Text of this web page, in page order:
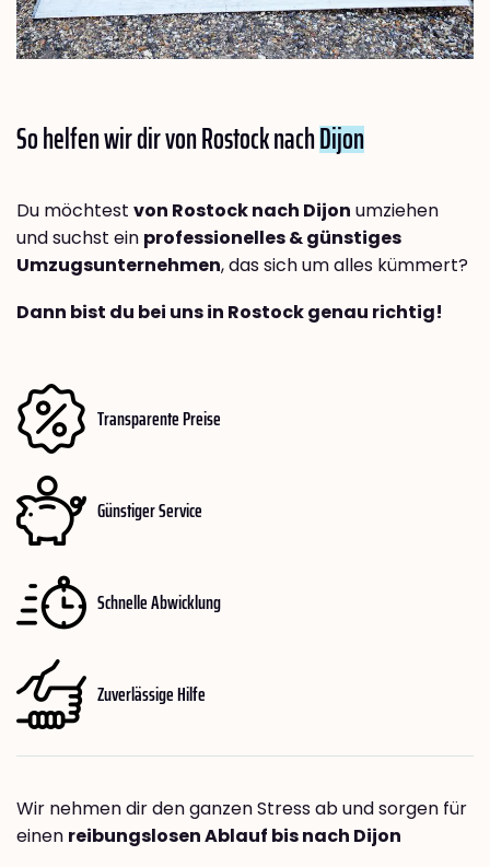
So helfen wir dir von Rostock nachDijon
Du möchtest von Rostock nach Dijon umziehen
und suchst ein professionelles & günstiges
Umzugsunternehmen, das sich um alles kümmert?
Dann bist du bei uns in Rostock genau richtig!
Transparente Preise
Günstiger Service
Schnelle Abwicklung
Zuverlässige Hilfe
Wir nehmen dir den ganzen Stress ab und sorgen für
einen reibungslosen Ablauf bis nach Dijon